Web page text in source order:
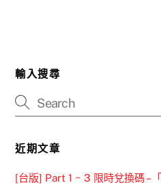
輸入搜尋
近期文章
[台版] Part 1 ~ 3 限時兌換碼 –